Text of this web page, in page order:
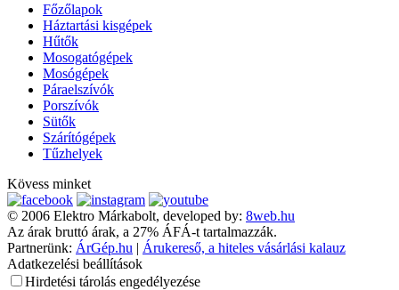
Főzőlapok
Háztartási kisgépek
Hűtők
Mosogatógépek
Mosógépek
Páraelszívók
Porszívók
Sütők
Szárítógépek
Tűzhelyek
Kövess minket
© 2006 Elektro Márkabolt, developed by: 8web.hu
Az árak bruttó árak, a 27% ÁFÁ-t tartalmazzák.
Partnerünk: ÁrGép.hu | Árukereső, a hiteles vásárlási kalauz
Adatkezelési beállítások
Hirdetési tárolás engedélyezése